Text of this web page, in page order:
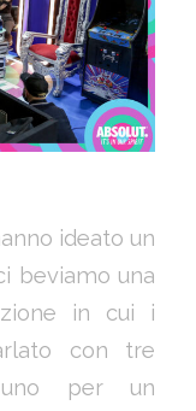
ideato un
beviamo una
in cui i
con tre
uno per un